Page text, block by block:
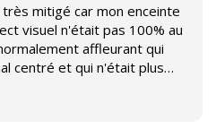
très mitigé car mon enceinte
visuel n'était pas 100% au
affleurant qui
centré et qui n'était plus